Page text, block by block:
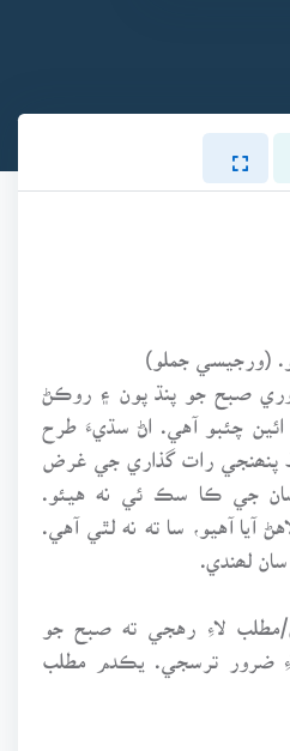
صبح جو پنڌ پون ۽ روڪڻ
چئبو آهي. اڻ سڌيءَ طرح
پنھنجي رات گذاري جي غرض
جي ڪا سڪ ئي نه هيئو.
آيا آهيو، سا ته نه لٿي آهي.
لھندي.
مطلب لاءِ رهجي ته صبح جو
ضرور ترسجي. يڪدم مطلب